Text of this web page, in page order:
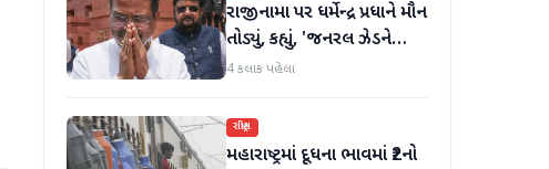
રાજીનામા પર ધર્મેન્દ્ર પ્રધાને મૌન
તોડ્યું, કહ્યું, 'જનરલ ઝેડને
ગેરમાર્ગે દોરવાનો પ્રયાસ
મહત્વનું નથી'
4 કલાક પહેલા
રાષ્ટ્રીય
મહારાષ્ટ્રમાં દૂધના ભાવમાં ₹2નો